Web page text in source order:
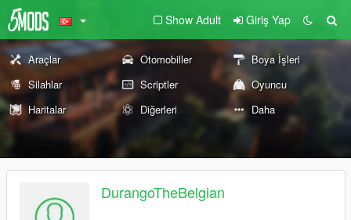
Show Adult Giriş Yap
Araçlar Otomobiller
Boya İşleri
Silahlar
Scriptler
Oyuncu
Haritalar
Diğerleri Daha
DurangoTheBelgian